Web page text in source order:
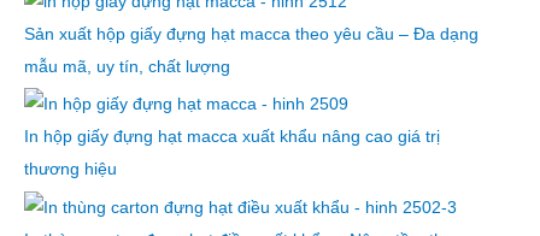
Sản xuất hộp giấy đựng hạt macca theo yêu cầu – Đa dạng
mẫu mã, uy tín, chất lượng
In hộp giấy đựng hạt macca xuất khẩu nâng cao giá trị
thương hiệu